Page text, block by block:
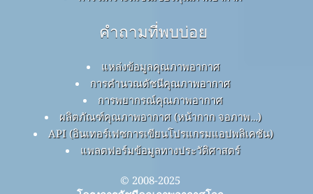
คำถามที่พบบ่อย
แหล่งข้อมูลคุณภาพอากาศ
การคำนวณดัชนีคุณภาพอากาศ
การพยากรณ์คุณภาพอากาศ
ผลิตภัณฑ์คุณภาพอากาศ (หน้ากาก จอภาพ…)
API (อินเทอร์เฟซการเขียนโปรแกรมแอปพลิเคชัน)
แพลตฟอร์มข้อมูลทางประวัติศาสตร์
© 2008-2025